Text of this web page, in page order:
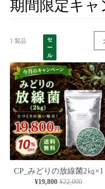
期間限定キャ
1 製品
セ
ー
ル
CP_みどりの放線菌2㎏×1
¥19,800 ¥22,000